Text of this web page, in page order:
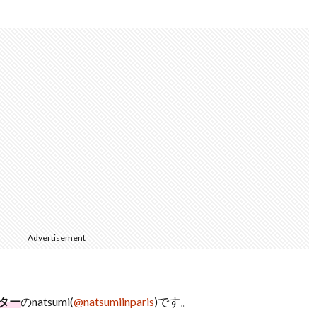
Advertisement
ーのnatsumi(@natsumiinparis)です。